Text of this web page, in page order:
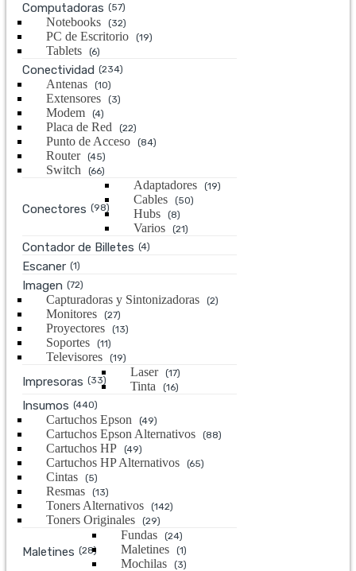
Computadoras (57)
Notebooks (32)
PC de Escritorio (19)
Tablets (6)
Conectividad (234)
Antenas (10)
Extensores (3)
Modem (4)
Placa de Red (22)
Punto de Acceso (84)
Router (45)
Switch (66)
Conectores (98)
Adaptadores (19)
Cables (50)
Hubs (8)
Varios (21)
Contador de Billetes (4)
Escaner (1)
Imagen (72)
Capturadoras y Sintonizadoras (2)
Monitores (27)
Proyectores (13)
Soportes (11)
Televisores (19)
Impresoras (33)
Laser (17)
Tinta (16)
Insumos (440)
Cartuchos Epson (49)
Cartuchos Epson Alternativos (88)
Cartuchos HP (49)
Cartuchos HP Alternativos (65)
Cintas (5)
Resmas (13)
Toners Alternativos (142)
Toners Originales (29)
Maletines (28)
Fundas (24)
Maletines (1)
Mochilas (3)